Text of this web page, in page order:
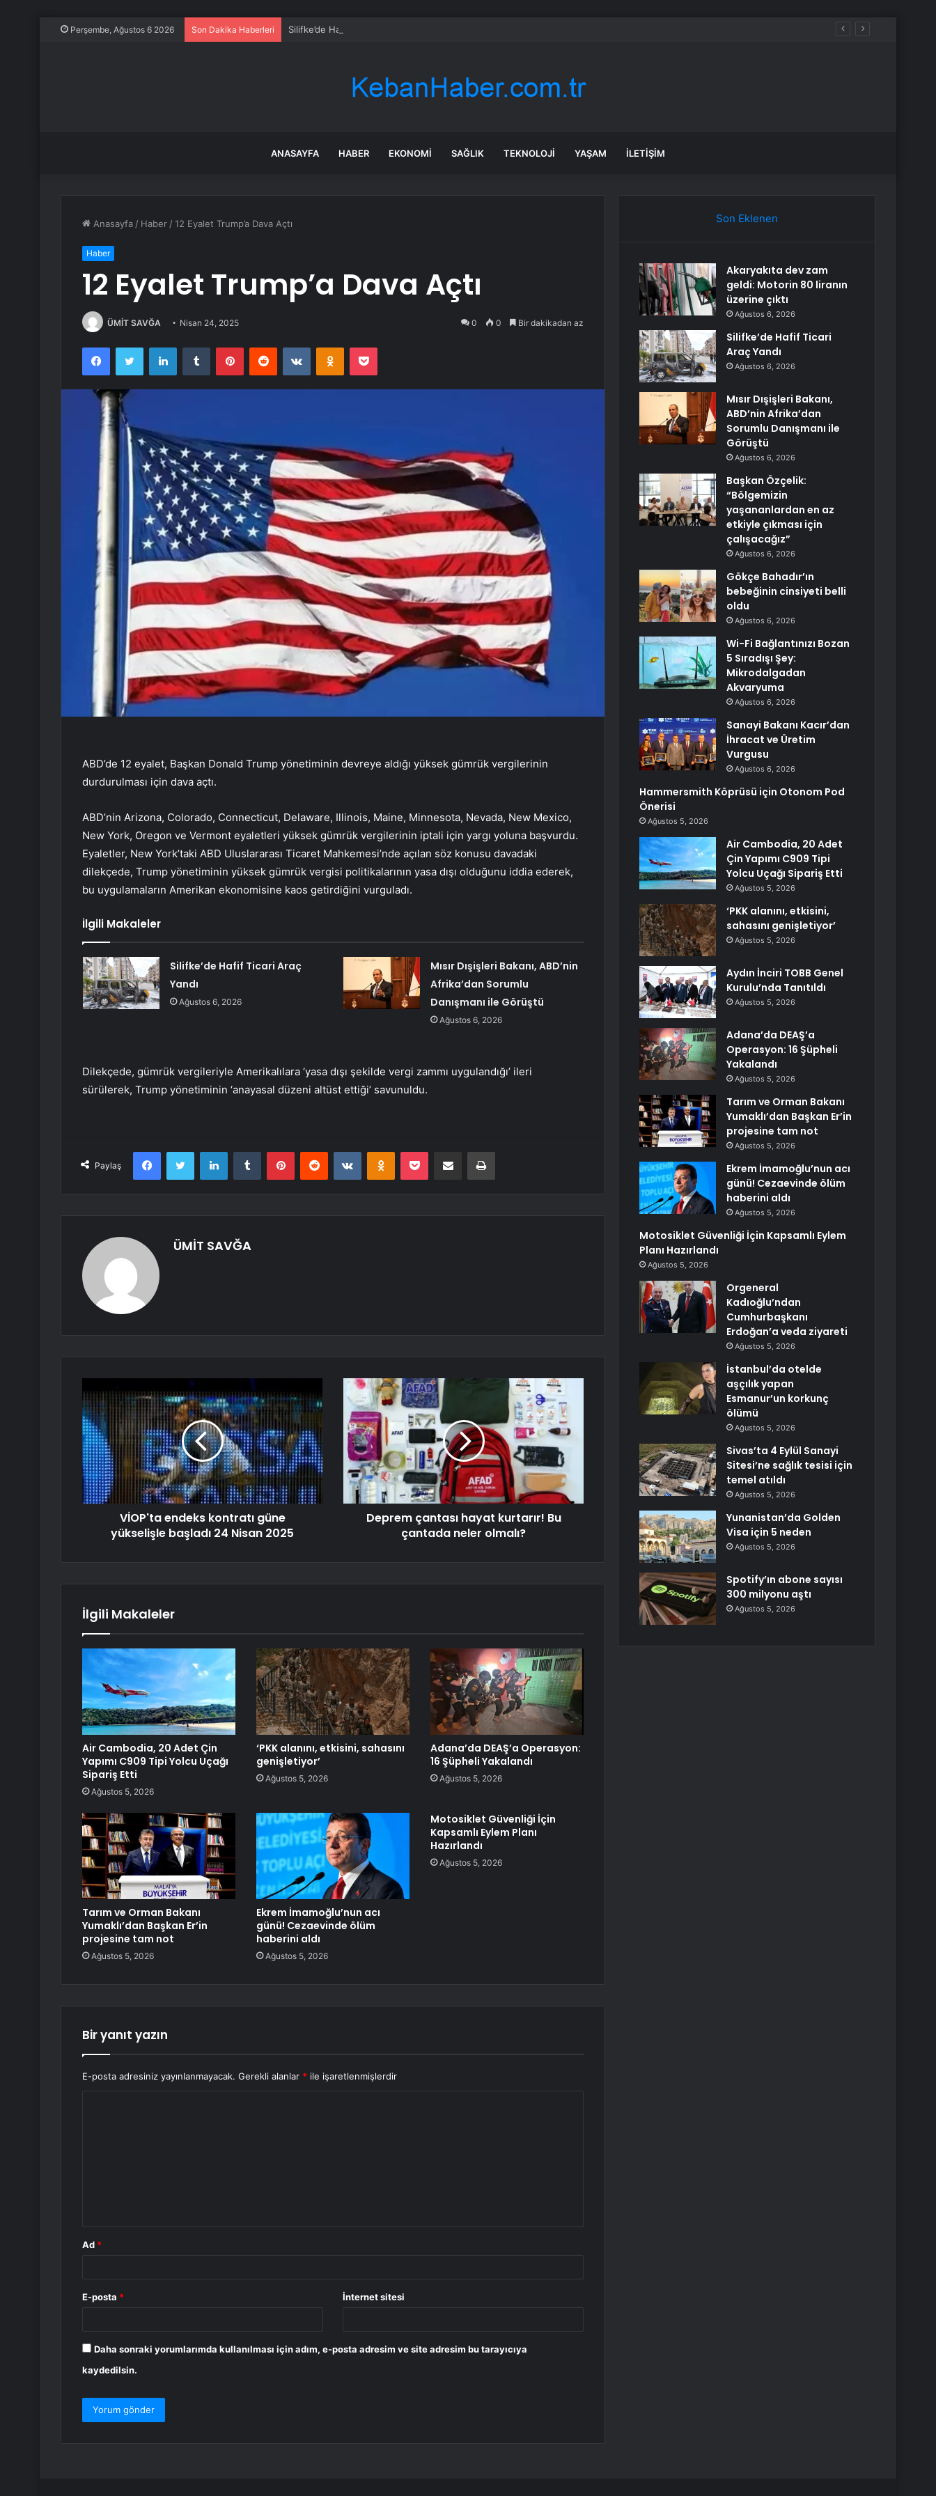
Perşembe, Ağustos 6 2026 Son Dakika Haberleri Silifke’de Hafif Ticari Araç Yandı
ANASAYFA HABER EKONOMI SAĞLIK TEKNOLOJI YAŞAM İLETIŞIM
Anasayfa / Haber /12 Eyalet Trump’a Dava Açtı
Haber
12 Eyalet Trump’a Dava Açtı
ÜMİT SAVĞA Nisan 24, 2025 0 0 Bir dakikadan az
FacebookTwitter LinkedInTumblr PinterestReddit VKontakteOdnoklassniki
Pocket
ABD’de 12 eyalet, Başkan Donald Trump yönetiminin devreye aldığı yüksek gümrük vergilerinin
durdurulması için dava açtı.
ABD’nin Arizona, Colorado, Connecticut, Delaware, Illinois, Maine, Minnesota, Nevada, New Mexico,
New York, Oregon ve Vermont eyaletleri yüksek gümrük vergilerinin iptali için yargı yoluna başvurdu.
Eyaletler, New York’taki ABD Uluslararası Ticaret Mahkemesi’nde açılan söz konusu davadaki
dilekçede, Trump yönetiminin yüksek gümrük vergisi politikalarının yasa dışı olduğunu iddia ederek,
bu uygulamaların Amerikan ekonomisine kaos getirdiğini vurguladı.
İlgili Makaleler
Silifke’de Hafif Ticari Araç
Yandı
Ağustos 6, 2026
Mısır Dışişleri Bakanı, ABD’nin
Afrika’dan Sorumlu
Danışmanı ile Görüştü
Ağustos 6, 2026
Dilekçede, gümrük vergileriyle Amerikalılara ‘yasa dışı şekilde vergi zammı uygulandığı’ ileri
sürülerek, Trump yönetiminin ‘anayasal düzeni altüst ettiği’ savunuldu.
Paylaş
FacebookTwitter LinkedInTumblr PinterestReddit VKontakteOdnoklassniki
Pocket E-Posta ile paylaş Yazdır
ÜMİT SAVĞA
VİOP'ta endeks kontratı güne
yükselişle başladı 24 Nisan 2025
Deprem çantası hayat kurtarır! Bu
çantada neler olmalı?
İlgili Makaleler
Air Cambodia, 20 Adet Çin
Yapımı C909 Tipi Yolcu Uçağı
Sipariş Etti
Ağustos 5, 2026
‘PKK alanını, etkisini, sahasını
genişletiyor’
Ağustos 5, 2026
Adana’da DEAŞ’a Operasyon:
16 Şüpheli Yakalandı
Ağustos 5, 2026
Tarım ve Orman Bakanı
Yumaklı’dan Başkan Er’in
projesine tam not
Ağustos 5, 2026
Ekrem İmamoğlu’nun acı
günü! Cezaevinde ölüm
haberini aldı
Ağustos 5, 2026
Motosiklet Güvenliği İçin
Kapsamlı Eylem Planı
Hazırlandı
Ağustos 5, 2026
Bir yanıt yazın
E-posta adresiniz yayınlanmayacak. Gerekli alanlar * ile işaretlenmişlerdir
Ad *
E-posta * İnternet sitesi
Daha sonraki yorumlarımda kullanılması için adım, e-posta adresim ve site adresim bu tarayıcıya
kaydedilsin.
Son Eklenen
Akaryakıta dev zam
geldi: Motorin 80 liranın
üzerine çıktı
Ağustos 6, 2026
Silifke’de Hafif Ticari
Araç Yandı
Ağustos 6, 2026
Mısır Dışişleri Bakanı,
ABD’nin Afrika’dan
Sorumlu Danışmanı ile
Görüştü
Ağustos 6, 2026
Başkan Özçelik:
“Bölgemizin
yaşananlardan en az
etkiyle çıkması için
çalışacağız”
Ağustos 6, 2026
Gökçe Bahadır’ın
bebeğinin cinsiyeti belli
oldu
Ağustos 6, 2026
Wi-Fi Bağlantınızı Bozan
5 Sıradışı Şey:
Mikrodalgadan
Akvaryuma
Ağustos 6, 2026
Sanayi Bakanı Kacır’dan
İhracat ve Üretim
Vurgusu
Ağustos 6, 2026
Hammersmith Köprüsü için Otonom Pod
Önerisi
Ağustos 5, 2026
Air Cambodia, 20 Adet
Çin Yapımı C909 Tipi
Yolcu Uçağı Sipariş Etti
Ağustos 5, 2026
‘PKK alanını, etkisini,
sahasını genişletiyor’
Ağustos 5, 2026
Aydın İnciri TOBB Genel
Kurulu’nda Tanıtıldı
Ağustos 5, 2026
Adana’da DEAŞ’a
Operasyon: 16 Şüpheli
Yakalandı
Ağustos 5, 2026
Tarım ve Orman Bakanı
Yumaklı’dan Başkan Er’in
projesine tam not
Ağustos 5, 2026
Ekrem İmamoğlu’nun acı
günü! Cezaevinde ölüm
haberini aldı
Ağustos 5, 2026
Motosiklet Güvenliği İçin Kapsamlı Eylem
Planı Hazırlandı
Ağustos 5, 2026
Orgeneral
Kadıoğlu’ndan
Cumhurbaşkanı
Erdoğan’a veda ziyareti
Ağustos 5, 2026
İstanbul’da otelde
aşçılık yapan
Esmanur’un korkunç
ölümü
Ağustos 5, 2026
Sivas’ta 4 Eylül Sanayi
Sitesi’ne sağlık tesisi için
temel atıldı
Ağustos 5, 2026
Yunanistan’da Golden
Visa için 5 neden
Ağustos 5, 2026
Spotify’ın abone sayısı
300 milyonu aştı
Ağustos 5, 2026